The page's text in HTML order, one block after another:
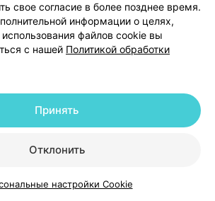
КорзинаИзбранноеПрофиль
Брентфорд Миддлсекс TW8
/ 980 Great West Road
TW8 9GS, United Kingdom
UK Limited
Касл, Дарем, DL128DT,
/
Castle, Durham, DL128DT, UK
C.A./Glaxo Wellcome S.A.
свое согласие в более позднее время.
информации о целях,
файлов cookie вы
с нашей Политикой обработки
Отклонить
Принять
настройки Cookie